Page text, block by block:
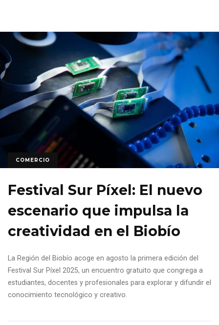
COMERCIO
Festival Sur Píxel: El nuevo
escenario que impulsa la
creatividad en el Biobío
La Región del Biobío acoge en agosto la primera edición del
Festival Sur Píxel 2025, un encuentro gratuito que congrega a
estudiantes, docentes y profesionales para explorar y difundir el
conocimiento tecnológico y creativo.